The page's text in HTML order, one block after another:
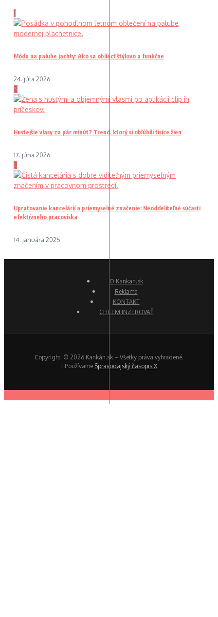
1
Móda na palube jachty: Ako sa obliecť štýlovo a funkčne
24. júla 2026
2
Hustejšie vlasy za pár minút? Trend, ktorý si obľúbili tisíce žien
17. júna 2026
3
Upratovanie kancelárií a priemyselné značenie: Neoddeliteľné súčasti
efektívneho pracoviska
14. januára 2025
O Kankan.sk
Reklama
KONTAKT
CHCEM INZEROVAŤ
Copyright: © 2026 Kankán.sk – Všetky práva vyhradené.
| Používame Spravodajský časopis X